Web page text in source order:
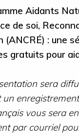
Aidants
de soi,
(ANCRÉ) : une
gratuits pour
sera
un
vous sera
par courriel